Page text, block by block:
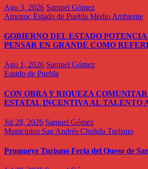
Ago 3, 2026 Samuel Gómez
Amozoc Estado de Puebla Medio Ambiente
GOBIERNO DEL ESTADO
PENSAR EN GRANDE COMO
Ago 1, 2026 Samuel Gómez
Estado de Puebla
CON OBRA Y RIQUEZA
ESTATAL INCENTIVA AL TALENTO
Jul 28, 2026 Samuel Gómez
Municipios San Andrés Cholula Turismo
Promueve Turismo Feria del Queso de